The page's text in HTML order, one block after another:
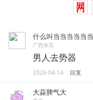
什么叫当当当当当当
广西来宾
男人去势器
2026-04-14 回复
大蒜脾气大